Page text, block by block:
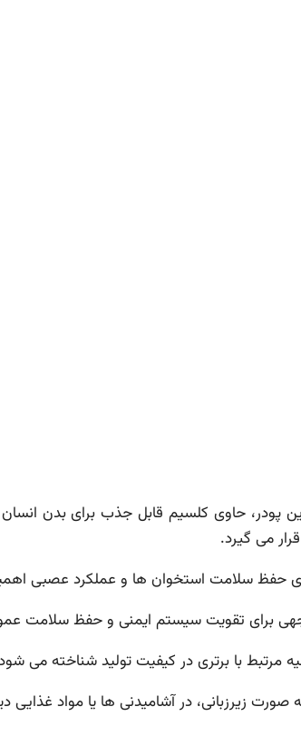
پودر، حاوی کلسیم قابل جذب برای بدن
می گیرد.
حفظ سلامت استخوان ها و عملکرد عصبی
برای تقویت سیستم ایمنی و حفظ سلامت
مرتبط با برتری در کیفیت تولید شناخته می
زیرزبانی، در آشامیدنی ها یا مواد غذایی